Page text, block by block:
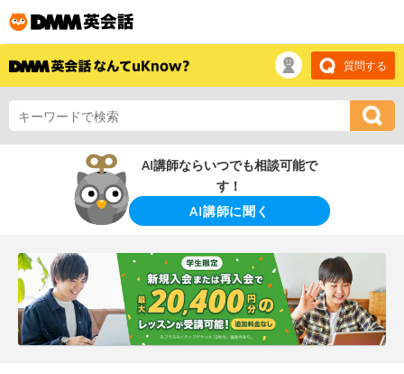
質問する
AI講師ならいつでも相談可能で
す！
AI講師に聞く